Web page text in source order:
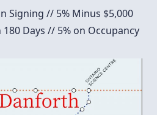
Signing // 5% Minus $5,000
180 Days // 5% on Occupancy